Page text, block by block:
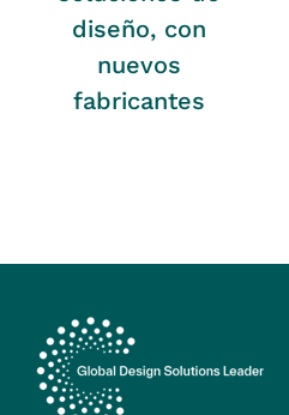
diseño, con
nuevos
fabricantes